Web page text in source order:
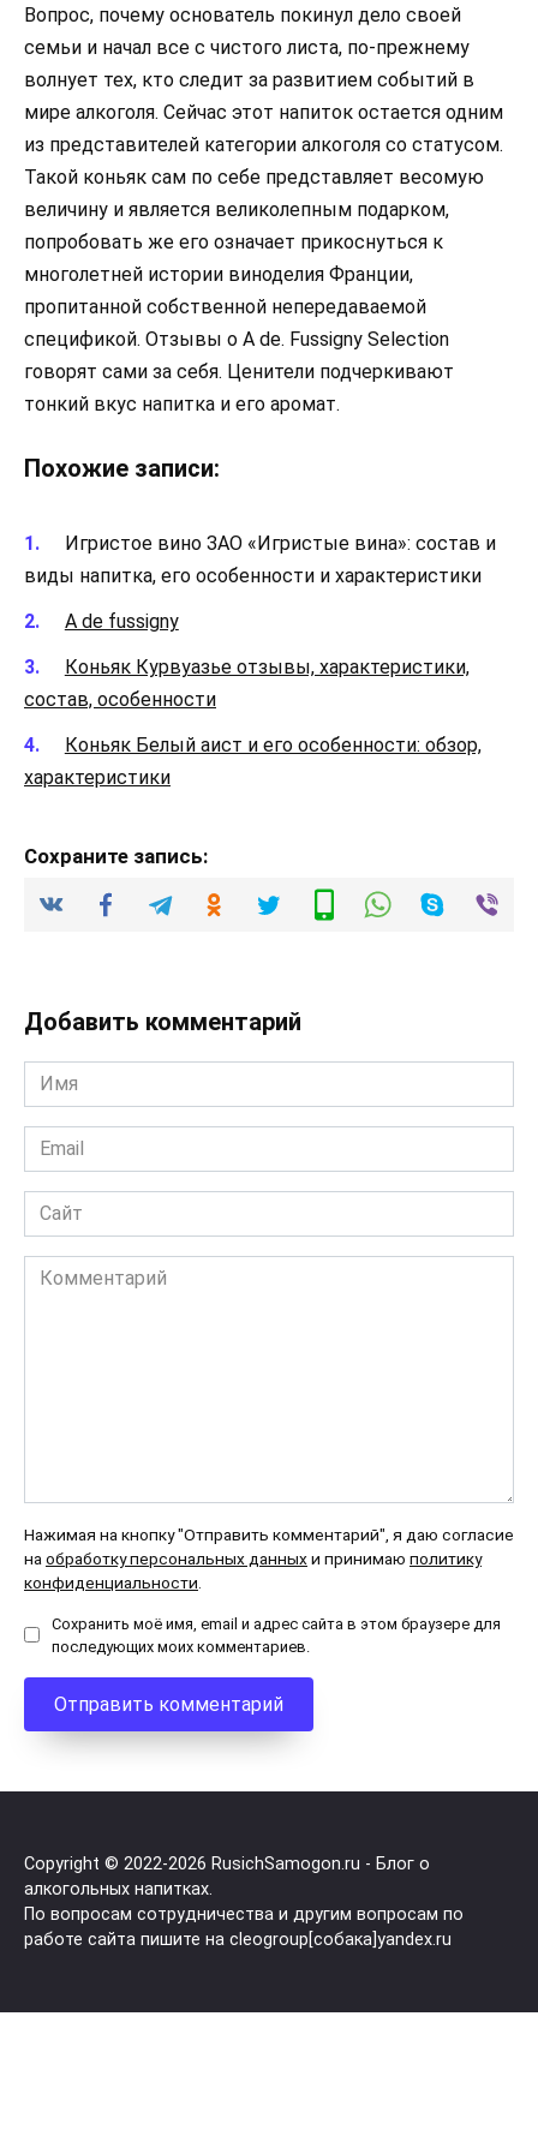
Вопрос, почему основатель покинул дело своей
семьи и начал все с чистого листа, по-прежнему
волнует тех, кто следит за развитием событий в
мире алкоголя. Сейчас этот напиток остается одним
из представителей категории алкоголя со статусом.
Такой коньяк сам по себе представляет весомую
величину и является великолепным подарком,
попробовать же его означает прикоснуться к
многолетней истории виноделия Франции,
пропитанной собственной непередаваемой
спецификой. Отзывы о A de. Fussigny Selection
говорят сами за себя. Ценители подчеркивают
тонкий вкус напитка и его аромат.
Похожие записи:
Игристое вино ЗАО «Игристые вина»: состав и
виды напитка, его особенности и характеристики
А de fussigny
Коньяк Курвуазье отзывы, характеристики,
состав, особенности
Коньяк Белый аист и его особенности: обзор,
характеристики
Сохраните запись:
Добавить комментарий
Имя
*
Email
*
Сайт
Комментарий
Нажимая на кнопку "Отправить комментарий", я даю согласие
на обработку персональных данныхи принимаю политику
конфиденциальности
Сохранить моё имя, email и адрес сайта в этом браузере для
последующих моих комментариев.
Copyright © 2022-2026 RusichSamogon.ru - Блог о
алкогольных напитках.
По вопросам сотрудничества и другим вопросам по
работе сайта пишите на cleogroup[собака]yandex.ru